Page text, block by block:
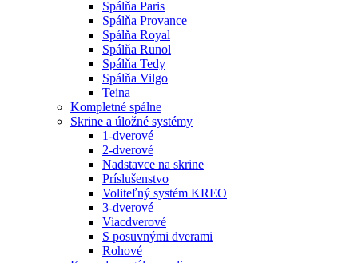
Spálňa Paris
Spálňa Provance
Spálňa Royal
Spálňa Runol
Spálňa Tedy
Spálňa Vilgo
Teina
Kompletné spálne
Skrine a úložné systémy
1-dverové
2-dverové
Nadstavce na skrine
Príslušenstvo
Voliteľný systém KREO
3-dverové
Viacdverové
S posuvnými dverami
Rohové